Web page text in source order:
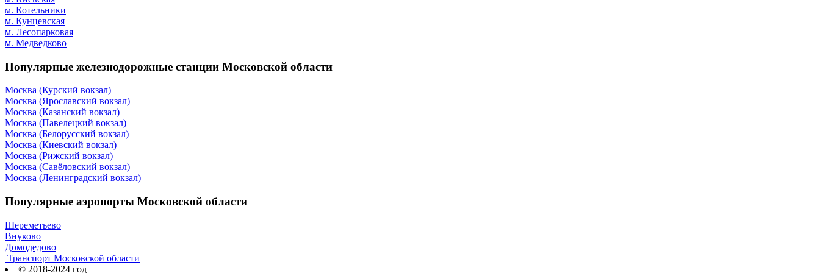
м. Котельники
м. Кунцевская
м. Лесопарковая
м. Медведково
Популярные железнодорожные станции Московской области
Москва (Курский вокзал)
Москва (Ярославский вокзал)
Москва (Казанский вокзал)
Москва (Павелецкий вокзал)
Москва (Белорусский вокзал)
Москва (Киевский вокзал)
Москва (Рижский вокзал)
Москва (Савёловский вокзал)
Москва (Ленинградский вокзал)
Популярные аэропорты Московской области
Шереметьево
Внуково
Домодедово
Транспорт Московской области
© 2018-2024 год